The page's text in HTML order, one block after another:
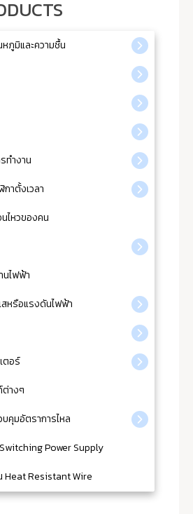
ภูมิและความชื้น
ทำงาน
าตั้งเวลา
ไหวของคน
นไฟฟ้า
หรือแรงดันไฟฟ้า
ตอร์
ต่างๆ
คุมอัตราการไหล
Power Supply
Heat Resistant Wire